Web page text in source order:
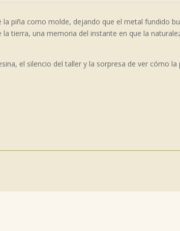
piña como molde, dejando que el metal fundido
tierra, una memoria del instante en que la
el silencio del taller y la sorpresa de ver cómo